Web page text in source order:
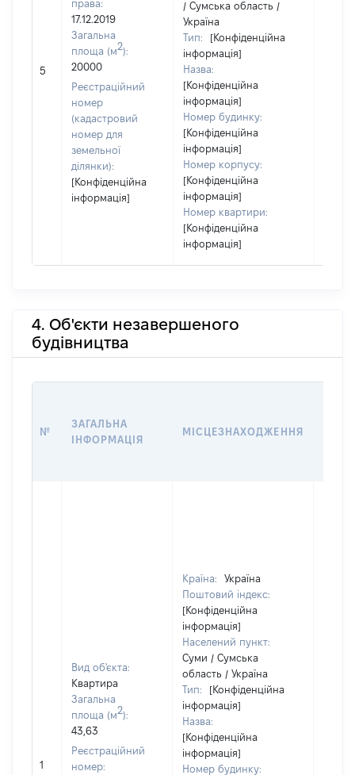
5
права:
17.12.2019
Загальна
площа (м2):
20000
Реєстраційний
номер
(кадастровий
номер для
земельної
ділянки):
[Конфіденційна
інформація]
/ Сумська область /
Україна
Тип:
[Конфіденційна
інформація]
Назва:
[Конфіденційна
інформація]
Номер будинку:
[Конфіденційна
інформація]
Номер корпусу:
[Конфіденційна
інформація]
Номер квартири:
[Конфіденційна
інформація]
4. Об'єкти незавершеного
будівництва
№
ЗАГАЛЬНА
ІНФОРМАЦІЯ
МІСЦЕЗНАХОДЖЕННЯ
1
Вид об'єкта:
Квартира
Загальна
площа (м2):
43,63
Реєстраційний
номер:
Країна:
Україна
Поштовий індекс:
[Конфіденційна
інформація]
Населений пункт:
Суми / Сумська
область / Україна
Тип:
[Конфіденційна
інформація]
Назва:
[Конфіденційна
інформація]
Номер будинку: